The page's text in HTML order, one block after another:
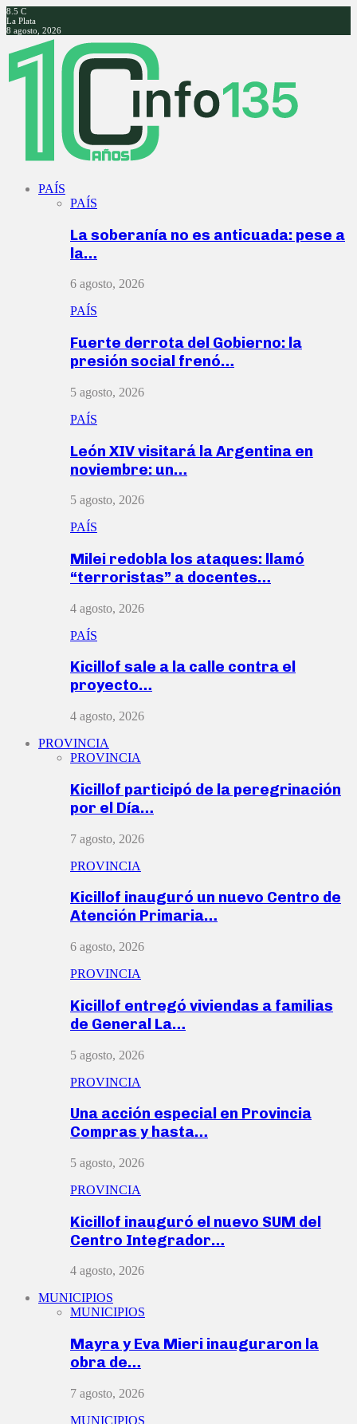
8.5 C
La Plata
8 agosto, 2026
Facebook
Twitter
Instagram
Youtube
PAÍS
PAÍS
La soberanía no es anticuada: pese a
la…
6 agosto, 2026
PAÍS
Fuerte derrota del Gobierno: la
presión social frenó…
5 agosto, 2026
PAÍS
León XIV visitará la Argentina en
noviembre: un…
5 agosto, 2026
PAÍS
Milei redobla los ataques: llamó
“terroristas” a docentes…
4 agosto, 2026
PAÍS
Kicillof sale a la calle contra el
proyecto…
4 agosto, 2026
PROVINCIA
PROVINCIA
Kicillof participó de la peregrinación
por el Día…
7 agosto, 2026
PROVINCIA
Kicillof inauguró un nuevo Centro de
Atención Primaria…
6 agosto, 2026
PROVINCIA
Kicillof entregó viviendas a familias
de General La…
5 agosto, 2026
PROVINCIA
Una acción especial en Provincia
Compras y hasta…
5 agosto, 2026
PROVINCIA
Kicillof inauguró el nuevo SUM del
Centro Integrador…
4 agosto, 2026
MUNICIPIOS
MUNICIPIOS
Mayra y Eva Mieri inauguraron la
obra de…
7 agosto, 2026
MUNICIPIOS